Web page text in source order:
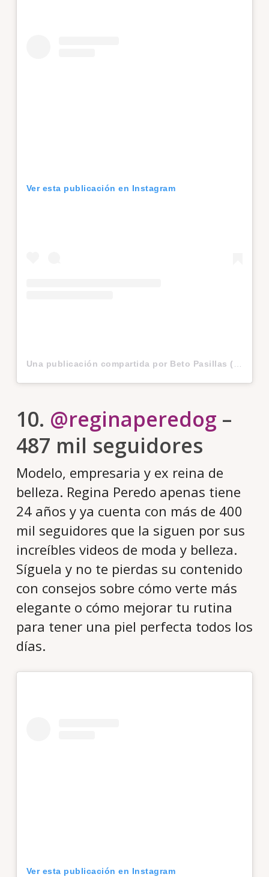
Ver esta publicación en Instagram
10. @reginaperedog –
487 mil seguidores
Modelo, empresaria y ex reina de
belleza. Regina Peredo apenas tiene
24 años y ya cuenta con más de 400
mil seguidores que la siguen por sus
increíbles videos de moda y belleza.
Síguela y no te pierdas su contenido
con consejos sobre cómo verte más
elegante o cómo mejorar tu rutina
para tener una piel perfecta todos los
días.
Ver esta publicación en Instagram